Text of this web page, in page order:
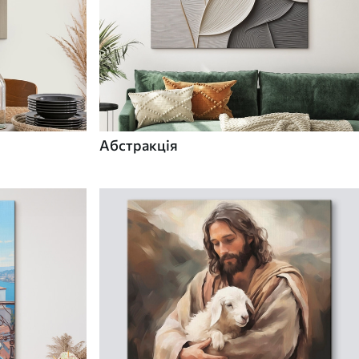
Абстракція